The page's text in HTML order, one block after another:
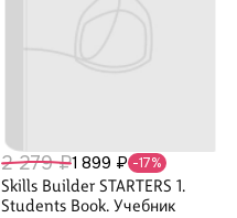
2 279 ₽1 899 ₽ -17%
Skills Builder STARTERS 1.
Students Book. Учебник